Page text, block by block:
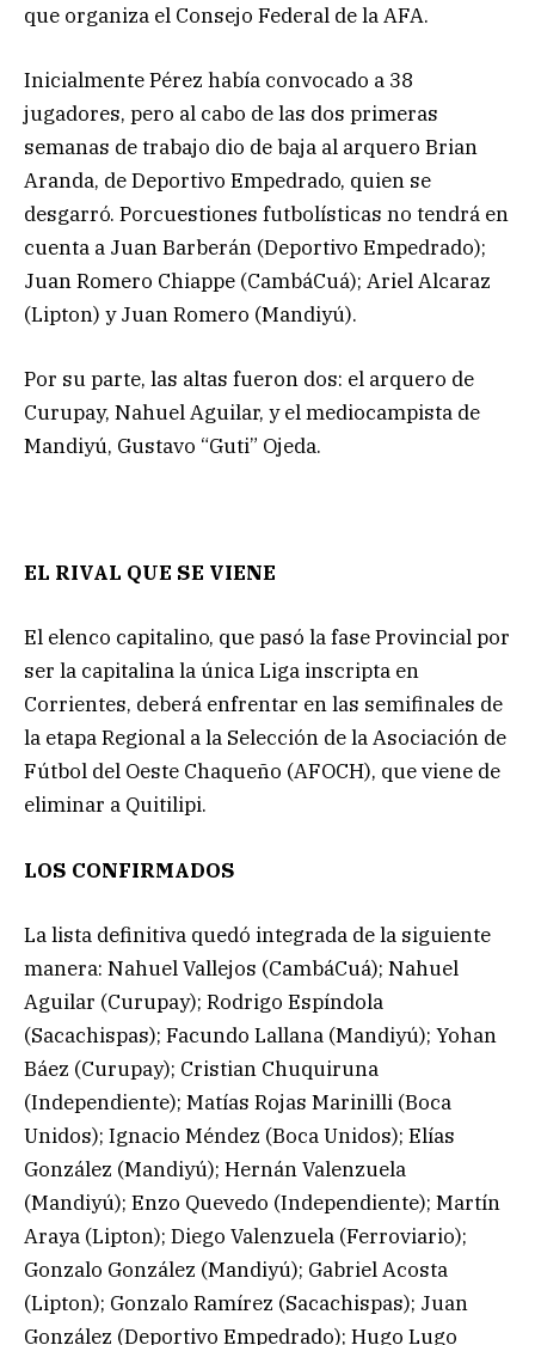
que organiza el Consejo Federal de la AFA.
Inicialmente Pérez había convocado a 38
jugadores, pero al cabo de las dos primeras
semanas de trabajo dio de baja al arquero Brian
Aranda, de Deportivo Empedrado, quien se
desgarró. Porcuestiones futbolísticas no tendrá en
cuenta a Juan Barberán (Deportivo Empedrado);
Juan Romero Chiappe (CambáCuá); Ariel Alcaraz
(Lipton) y Juan Romero (Mandiyú).
Por su parte, las altas fueron dos: el arquero de
Curupay, Nahuel Aguilar, y el mediocampista de
Mandiyú, Gustavo “Guti” Ojeda.
EL RIVAL QUE SE VIENE
El elenco capitalino, que pasó la fase Provincial por
ser la capitalina la única Liga inscripta en
Corrientes, deberá enfrentar en las semifinales de
la etapa Regional a la Selección de la Asociación de
Fútbol del Oeste Chaqueño (AFOCH), que viene de
eliminar a Quitilipi.
LOS CONFIRMADOS
La lista definitiva quedó integrada de la siguiente
manera: Nahuel Vallejos (CambáCuá); Nahuel
Aguilar (Curupay); Rodrigo Espíndola
(Sacachispas); Facundo Lallana (Mandiyú); Yohan
Báez (Curupay); Cristian Chuquiruna
(Independiente); Matías Rojas Marinilli (Boca
Unidos); Ignacio Méndez (Boca Unidos); Elías
González (Mandiyú); Hernán Valenzuela
(Mandiyú); Enzo Quevedo (Independiente); Martín
Araya (Lipton); Diego Valenzuela (Ferroviario);
Gonzalo González (Mandiyú); Gabriel Acosta
(Lipton); Gonzalo Ramírez (Sacachispas); Juan
González (Deportivo Empedrado); Hugo Lugo